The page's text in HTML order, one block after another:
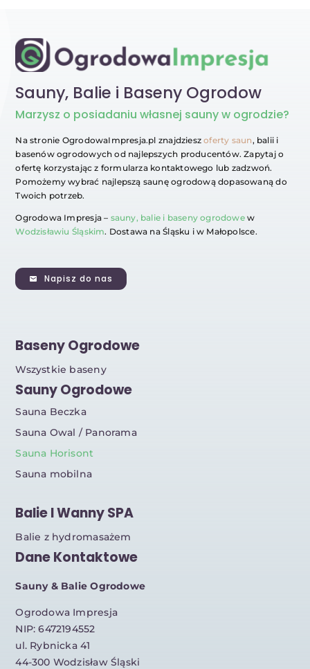
Sauny, Balie i Baseny Ogrodow
Marzysz o posiadaniu własnej sauny w ogrodzie?
Na stronie OgrodowaImpresja.pl znajdzieszoferty saun, balii i
basenów ogrodowych od najlepszych producentów. Zapytaj o
ofertę korzystając z formularza kontaktowego lub zadzwoń.
Pomożemy wybrać najlepszą saunę ogrodową dopasowaną do
Twoich potrzeb.
Ogrodowa Impresja – sauny, balie i baseny ogrodowew
Wodzisławiu Śląskim. Dostawa na Śląsku i w Małopolsce.
Napisz do nas
Baseny Ogrodowe
Wszystkie baseny
Sauny Ogrodowe
Sauna Beczka
Sauna Owal / Panorama
Sauna Horisont
Sauna mobilna
Balie I Wanny SPA
Balie z hydromasażem
Dane Kontaktowe
Sauny & Balie Ogrodowe
Ogrodowa Impresja
NIP: 6472194552
ul. Rybnicka 41
44-300 Wodzisław Śląski